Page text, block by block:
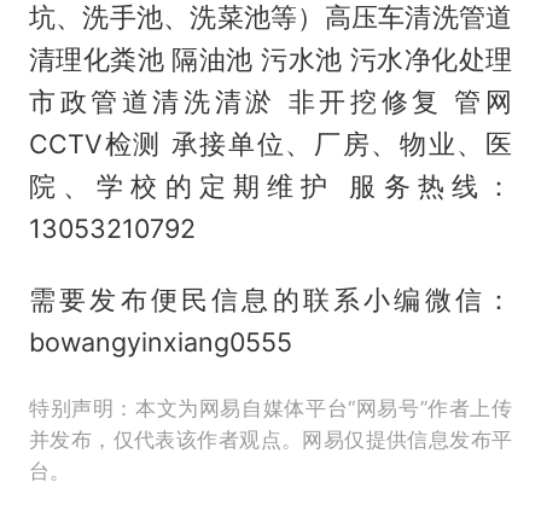
坑、洗手池、洗菜池等）高压车清洗管道
清理化粪池 隔油池 污水池 污水净化处理
市政管道清洗清淤 非开挖修复 管网
CCTV检测 承接单位、厂房、物业、医
院、学校的定期维护 服务热线：
13053210792
需要发布便民信息的联系小编微信：
bowangyinxiang0555
特别声明：本文为网易自媒体平台“网易号”作者上传
并发布，仅代表该作者观点。网易仅提供信息发布平
台。